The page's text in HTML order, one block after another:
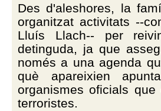
Des d'aleshores, la
organitzat activitats --
Lluís Llach-- per
detinguda, ja que
només a una agenda
què apareixien
organismes oficials
terroristes.